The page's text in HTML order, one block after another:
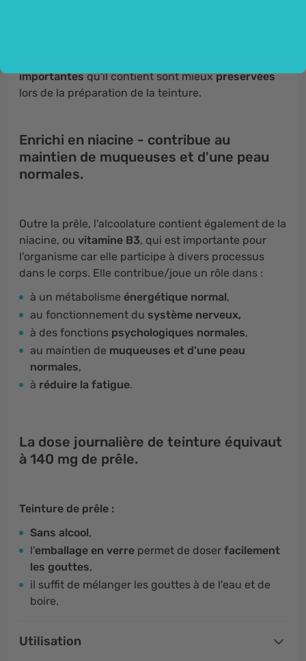
importantesqu'il contient sont mieuxpréservées
lors de la préparation de la teinture.
Enrichi en niacine - contribue au
maintien de muqueuses et d'une peau
normales.
Outre la prêle, l'alcoolature contient également de la
niacine, ou vitamine B3, qui est importante pour
l'organisme car elle participe à divers processus
dans le corps. Elle contribue/joue un rôle dans :
à un métabolisme énergétique normal,
au fonctionnement du système nerveux,
à des fonctions psychologiques normales,
au maintien de muqueuses et d'une peau
normales,
à réduire la fatigue.
La dose journalière de teinture équivaut
à 140 mg de prêle.
Teinture de prêle :
Sans alcool,
l'emballage en verre permet de doser facilement
les gouttes,
il suffit de mélanger les gouttes à de l'eau et de
boire.
Utilisation